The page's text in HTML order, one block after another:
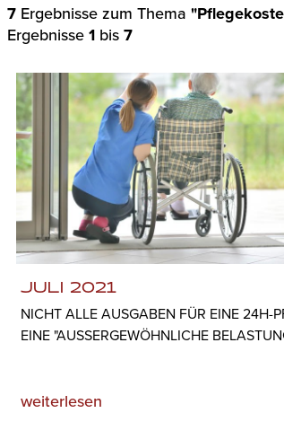
7 Ergebnisse zum Thema
Ergebnisse1 bis7
JULI 2021
NICHT ALLE AUSGABEN FÜR EINE 24H-
EINE "AUSSERGEWÖHNLICHE
weiterlesen